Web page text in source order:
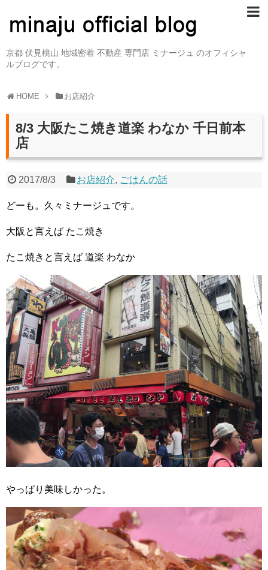
京都 伏見桃山 地域密着 不動産 専門店 ミナージュ のオフィシャ
ルブログです。
HOME お店紹介
8/3 大阪たこ焼き道楽 わなか 千日前本
店
2017/8/3 お店紹介, ごはんの話
どーも。久々ミナージュです。
大阪と言えば たこ焼き
たこ焼きと言えば 道楽 わなか
やっぱり美味しかった。